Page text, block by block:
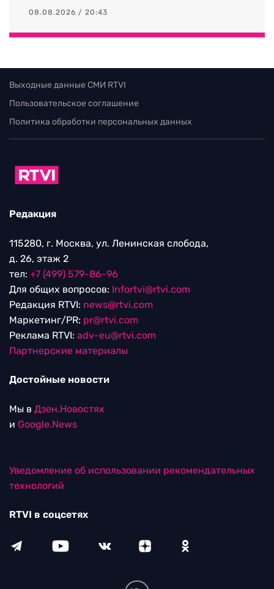
08.08.2026 / 20:43
Выходные данные СМИ RTVI
Пользовательское соглашение
Политика обработки персональных данных
Редакция
115280, г. Москва, ул. Ленинская слобода,
д. 26, этаж 2
тел: +7 (499) 579-86-96
Для общих вопросов: Infortvi@rtvi.com
Редакция RTVI: news@rtvi.com
Маркетинг/PR: pr@rtvi.com
Реклама RTVI: adv-eu@rtvi.com
Партнерские материалы
Достойные новости
Мы в Дзен.Новостях
и Google.News
Уведомление об использовании рекомендательных
технологий
RTVI в соцсетях